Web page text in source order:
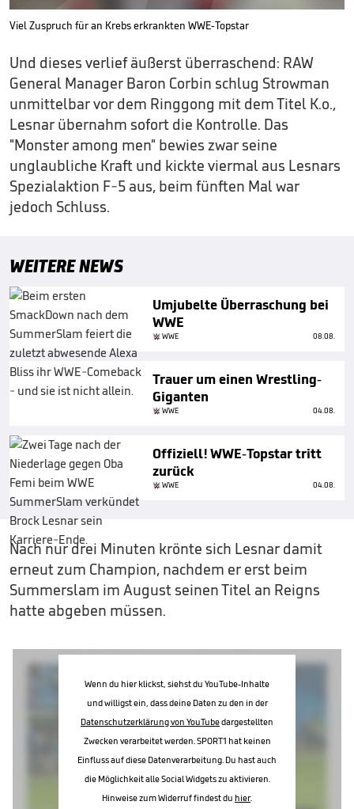
Viel Zuspruch für an Krebs erkrankten WWE-Topstar
Und dieses verlief äußerst überraschend: RAW
General Manager Baron Corbin schlug Strowman
unmittelbar vor dem Ringgong mit dem Titel K.o.,
Lesnar übernahm sofort die Kontrolle. Das
"Monster among men" bewies zwar seine
unglaubliche Kraft und kickte viermal aus Lesnars
Spezialaktion F-5 aus, beim fünften Mal war
jedoch Schluss.
WEITERE NEWS
Umjubelte Überraschung bei
WWE
WWE 08.08.
Trauer um einen Wrestling-
Giganten
WWE 04.08.
Offiziell! WWE-Topstar tritt
zurück
WWE 04.08.
Nach nur drei Minuten krönte sich Lesnar damit
erneut zum Champion, nachdem er erst beim
Summerslam im August seinen Titel an Reigns
hatte abgeben müssen.
Wenn du hier klickst, siehst du YouTube-Inhalte
und willigst ein, dass deine Daten zu den in der
Datenschutzerklärung von YouTubedargestellten
Zwecken verarbeitet werden. SPORT1 hat keinen
Einfluss auf diese Datenverarbeitung. Du hast auch
die Möglichkeit alle Social Widgets zu aktivieren.
Hinweise zum Widerruf findest du hier.